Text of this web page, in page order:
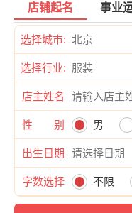
店铺起名 事业
选择城市:
选择行业:
店主姓名
性 别 男
出生日期
字数选择 不限